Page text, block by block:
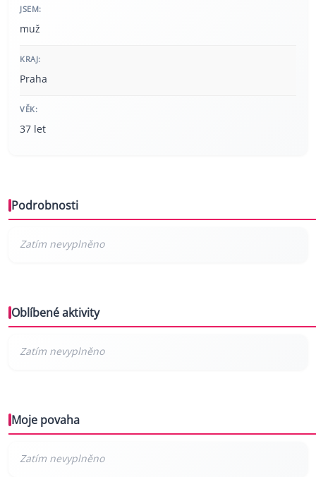
JSEM:
muž
KRAJ:
Praha
VĚK:
37 let
Podrobnosti
Oblíbené aktivity
Moje povaha